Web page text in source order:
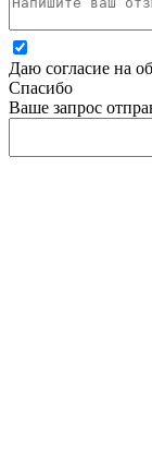
Даю согласие на
Спасибо
Ваше запрос